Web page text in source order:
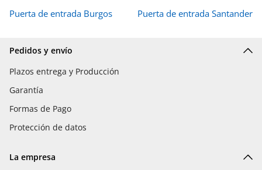
Puerta de entrada Burgos Puerta de entrada Santander
Pedidos y envío
Plazos entrega y Producción
Garantía
Formas de Pago
Protección de datos
La empresa